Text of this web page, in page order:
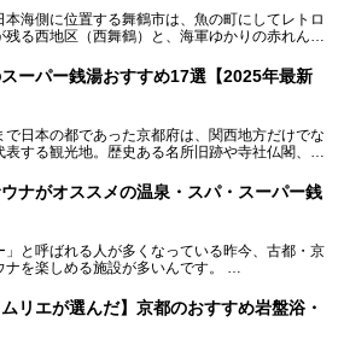
本海側に位置する舞鶴市は、魚の町にしてレトロ
残る西地区（西舞鶴）と、海軍ゆかりの赤れんが
案内するのは西地区に今も残る2軒の銭湯「日の
若の湯」。いずれも国の登録有形文化財に指定さ
る建物でありながら、今も現役のお風呂屋さんで
店街で働く人々を支えてきたこの2軒の銭湯とと
京都府舞鶴市のPR記事です。
ーパー銭湯おすすめ17選【2025年最新
で日本の都であった京都府は、関西地方だけでな
表する観光地。歴史ある名所旧跡や寺社仏閣、そ
んな京都府で2025年現在おすすめのスーパー銭
す。
ー気分を満喫できる温泉施設まで、好みのスーパ
してみてくださいね。
ナがオススメの温泉・スパ・スーパー銭
」と呼ばれる人が多くなっている昨今、古都・京
ナを楽しめる施設が多いんです。
なサウナを探すのもいいですが、さまざまなサウ
てみたいですよね。
ムリエが選んだ】京都のおすすめ岩盤浴・